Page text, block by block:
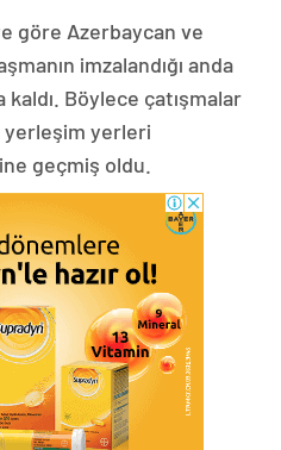
göre Azerbaycan ve
imzalandığı anda
Böylece çatışmalar
yerleşim yerleri
geçmiş oldu.